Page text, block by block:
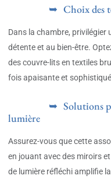
Choix des
Dans la chambre, privilégier
détente et au bien-être.
des couvre-lits en textiles
fois apaisante et
Solutions
lumière
Assurez-vous que cette
en jouant avec des miroirs
de lumière réfléchi amplifie